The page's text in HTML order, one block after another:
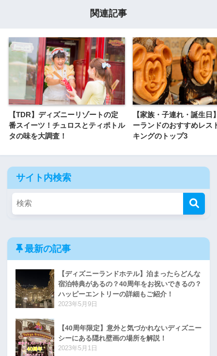
関連記事
【TDR】ディズニーリゾートの定
番スイーツ！チュロスとティポトル
タの味を大調査！
【家族・子連れ・誕生日
ーランドのおすすめレス
キングのトップ3
サイト内検索
最新の記事
【ディズニーランドホテル】泊まったらどんな
宿泊特典があるの？40周年をお祝いできるの？
ハッピーエントリーの詳細もご紹介！
2023年5月9日
【40周年限定】意外と気づかれないディズニー
シーにある隠れ壁画の場所を解説！
2023年5月1日